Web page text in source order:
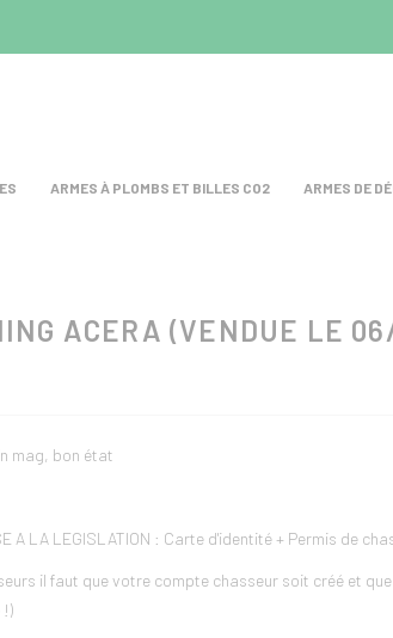
ARMES À PLOMBS ET BILLES CO2 ARMES DE
test
ACERA (VENDUE LE
mag, bon état
A LA LEGISLATION : Carte d'identité + Permis de
il faut que votre compte chasseur soit créé et
!)